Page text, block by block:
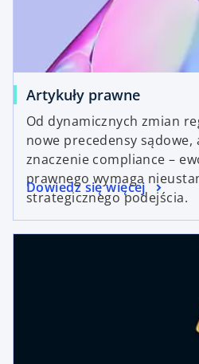
Artykuły prawne
Od dynamicznych zmian
nowe precedensy sądowe,
znaczenie compliance –
prawnego wymaga
strategicznego podejścia.
Dowiedz się więcej